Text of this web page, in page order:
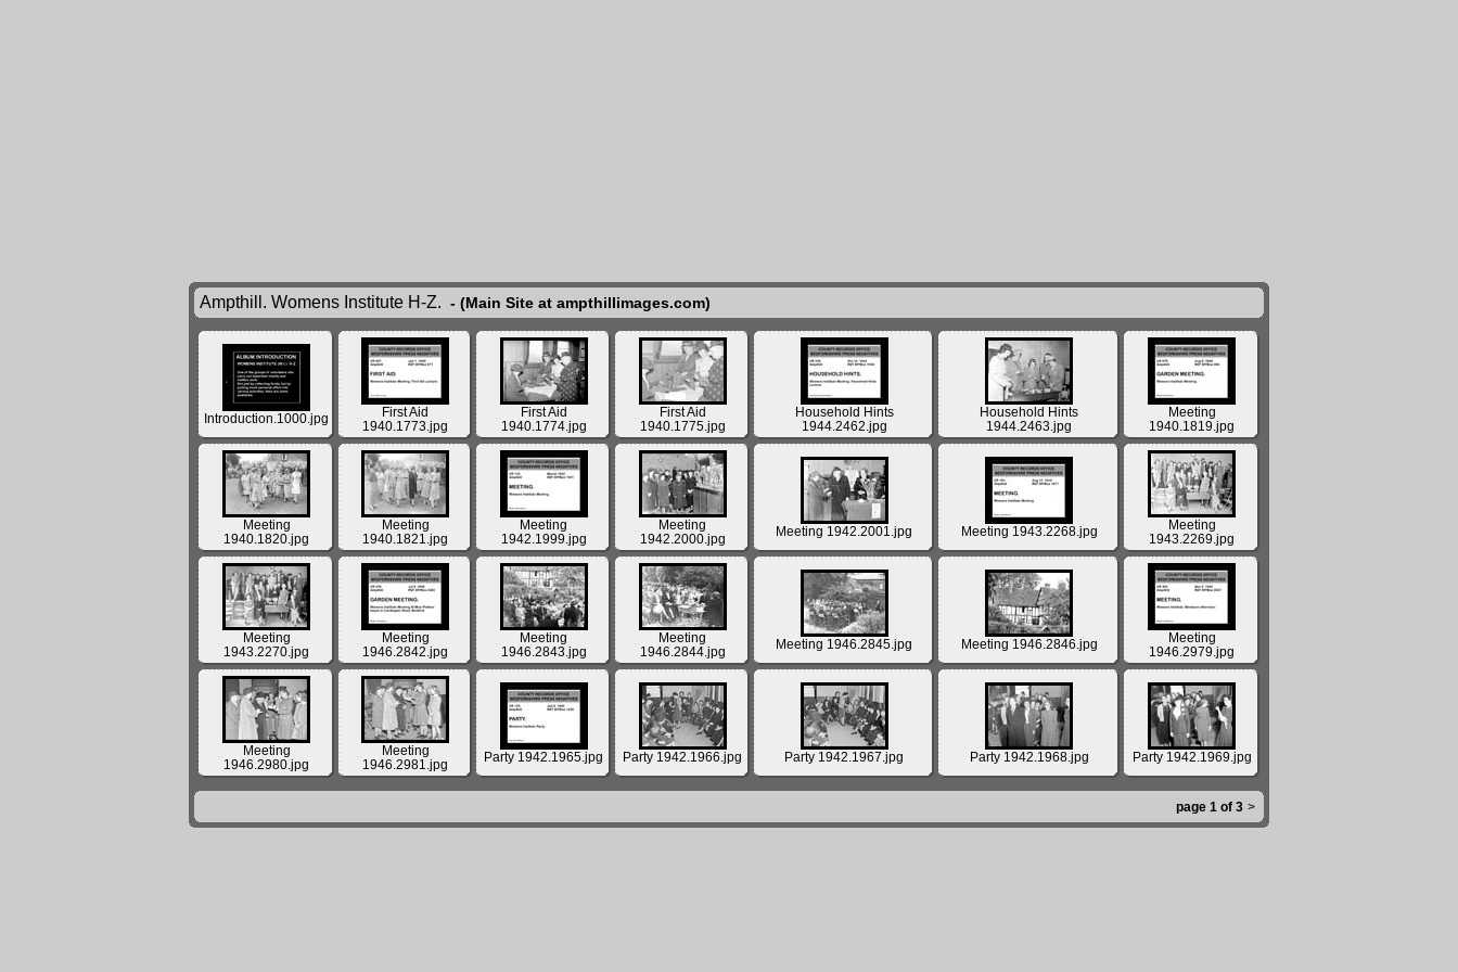
Ampthill. Womens Institute H-Z. - (Main Site at ampthillimages.com)
Introduction.1000.jpg
First Aid
1940.1773.jpg
First Aid
1940.1774.jpg
First Aid
1940.1775.jpg
Household Hints
1944.2462.jpg
Household Hints
1944.2463.jpg
Meeting
1940.1819.jpg
Meeting
1940.1820.jpg
Meeting
1940.1821.jpg
Meeting
1942.1999.jpg
Meeting
1942.2000.jpg
Meeting 1942.2001.jpg Meeting 1943.2268.jpg
Meeting
1943.2269.jpg
Meeting
1943.2270.jpg
Meeting
1946.2842.jpg
Meeting
1946.2843.jpg
Meeting
1946.2844.jpg
Meeting 1946.2845.jpg Meeting 1946.2846.jpg
Meeting
1946.2979.jpg
Meeting
1946.2980.jpg
Meeting
1946.2981.jpg
Party 1942.1965.jpg Party 1942.1966.jpg Party 1942.1967.jpg Party 1942.1968.jpg Party 1942.1969.jpg
page 1 of 3 >